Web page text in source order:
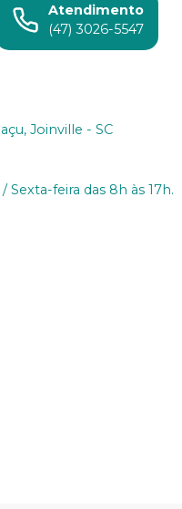
Atendimento
(47) 3026-5547
Joinville - SC
Sexta-feira das 8h às 17h.